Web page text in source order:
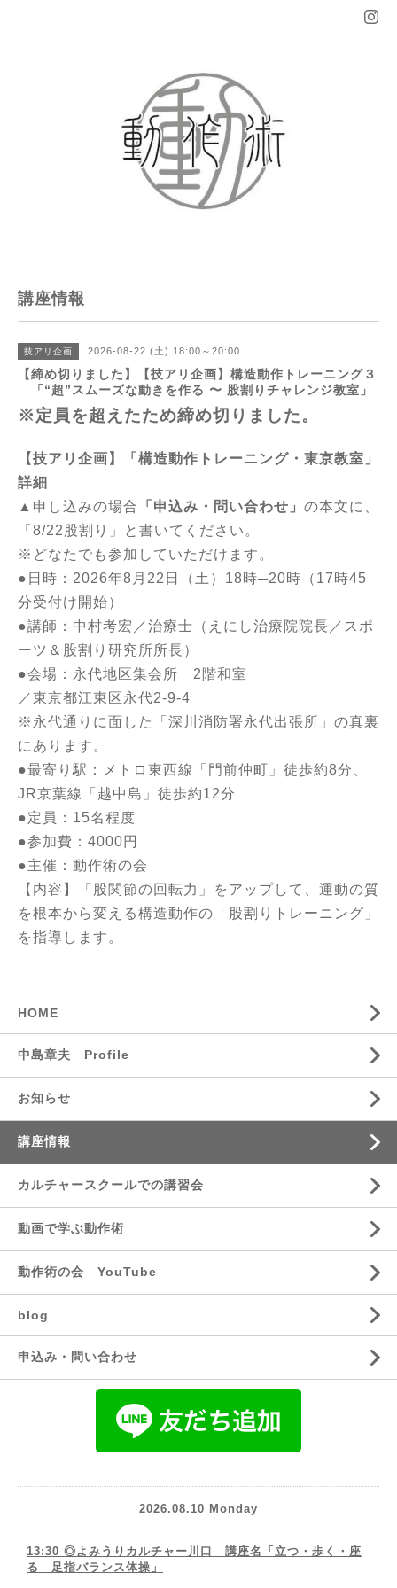
講座情報
技アリ企画 2026-08-22 (土) 18:00～20:00
【締め切りました】【技アリ企画】構造動作トレーニング３
「“超”スムーズな動きを作る 〜 股割りチャレンジ教室」
※定員を超えたため締め切りました。
【技アリ企画】「構造動作トレーニング・東京教室」
詳細
▲申し込みの場合
「申込み・問い合わせ」 の本文に、
「8/22股割り」と書いてください。
※どなたでも参加していただけます。
●日時：2026年8月22日（土）18時─20時（17時45
分受付け開始）
●講師：中村考宏／治療士（えにし治療院院長／スポ
ーツ＆股割り研究所所長）
●会場：永代地区集会所 2階和室
／東京都江東区永代2-9-4
※永代通りに面した「深川消防署永代出張所」の真裏
にあります。
●最寄り駅：メトロ東西線「門前仲町」徒歩約8分、
JR京葉線「越中島」徒歩約12分
●定員：15名程度
●参加費：4000円
●主催：動作術の会
【内容】「股関節の回転力」をアップして、運動の質
を根本から変える構造動作の「股割りトレーニング」
を指導します。
HOME
中島章夫 Profile
お知らせ
講座情報
カルチャースクールでの講習会
動画で学ぶ動作術
動作術の会 YouTube
blog
申込み・問い合わせ
2026.08.10 Monday
13:30 ◎よみうりカルチャー川口 講座名「立つ・歩く・座
る 足指バランス体操」